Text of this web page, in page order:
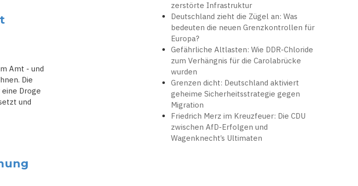
Amt - und
Die
Droge
und
zerstörte Infrastruktur
Deutschland zieht die Zügel an: Was
bedeuten die neuen Grenzkontrollen für
Europa?
Gefährliche Altlasten: Wie DDR-Chloride
zum Verhängnis für die Carolabrücke
wurden
Grenzen dicht: Deutschland aktiviert
geheime Sicherheitsstrategie gegen
Migration
Friedrich Merz im Kreuzfeuer: Die CDU
zwischen AfD-Erfolgen und
Wagenknecht’s Ultimaten